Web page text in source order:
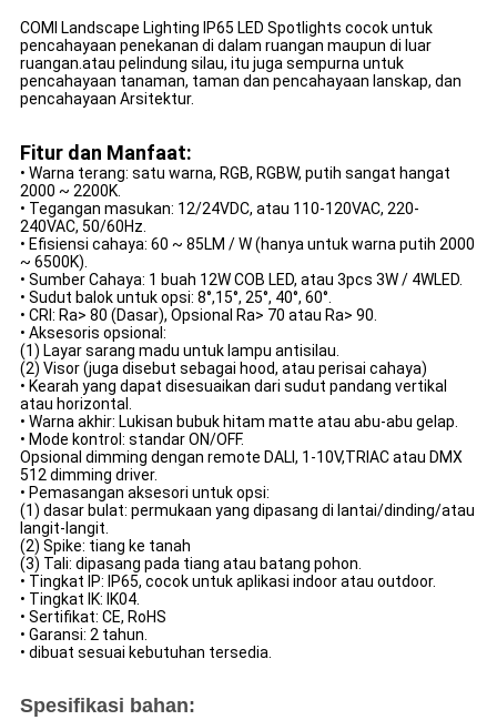
COMI Landscape Lighting IP65 LED Spotlights cocok untuk
pencahayaan penekanan di dalam ruangan maupun di luar
ruangan.atau pelindung silau, itu juga sempurna untuk
pencahayaan tanaman, taman dan pencahayaan lanskap, dan
pencahayaan Arsitektur.
Fitur dan Manfaat:
• Warna terang: satu warna, RGB, RGBW, putih sangat hangat
2000 ~ 2200K.
• Tegangan masukan: 12/24VDC, atau 110-120VAC, 220-
240VAC, 50/60Hz.
• Efisiensi cahaya: 60 ~ 85LM / W (hanya untuk warna putih 2000
~ 6500K).
• Sumber Cahaya: 1 buah 12W COB LED, atau 3pcs 3W / 4WLED.
• Sudut balok untuk opsi: 8°,15°, 25°, 40°, 60°.
• CRI: Ra> 80 (Dasar), Opsional Ra> 70 atau Ra> 90.
• Aksesoris opsional:
(1) Layar sarang madu untuk lampu antisilau.
(2) Visor (juga disebut sebagai hood, atau perisai cahaya)
• Kearah yang dapat disesuaikan dari sudut pandang vertikal
atau horizontal.
• Warna akhir: Lukisan bubuk hitam matte atau abu-abu gelap.
• Mode kontrol: standar ON/OFF.
Opsional dimming dengan remote DALI, 1-10V,TRIAC atau DMX
512 dimming driver.
• Pemasangan aksesori untuk opsi:
(1) dasar bulat: permukaan yang dipasang di lantai/dinding/atau
langit-langit.
(2) Spike: tiang ke tanah
(3) Tali: dipasang pada tiang atau batang pohon.
• Tingkat IP: IP65, cocok untuk aplikasi indoor atau outdoor.
• Tingkat IK: IK04.
• Sertifikat: CE, RoHS
• Garansi: 2 tahun.
• dibuat sesuai kebutuhan tersedia.
Spesifikasi bahan: